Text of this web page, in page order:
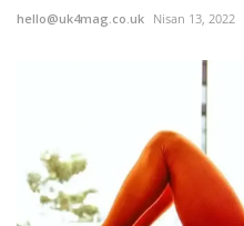
hello@uk4mag.co.uk Nisan 13, 2022